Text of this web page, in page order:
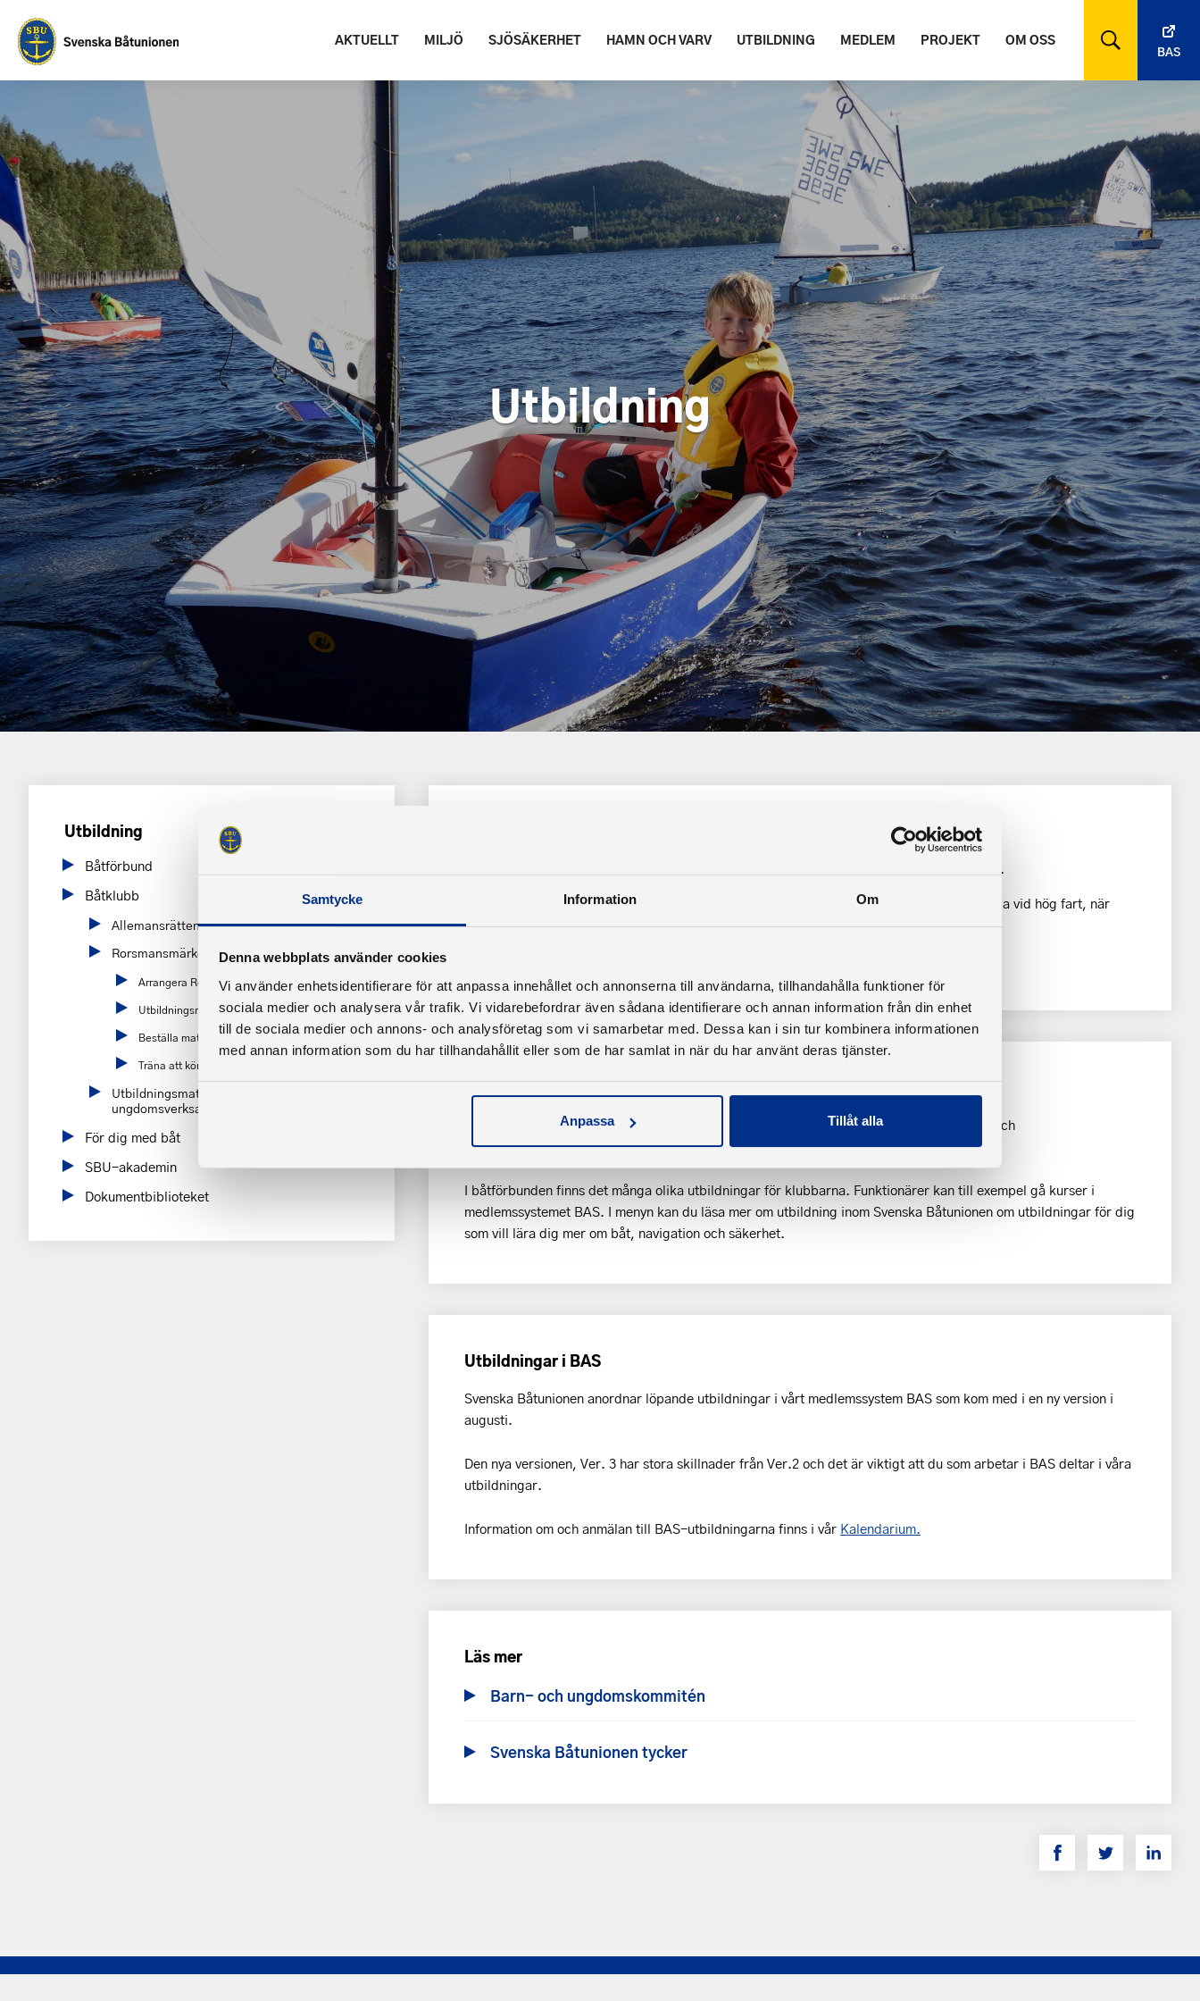
Samtycke Information Om
Denna webbplats använder cookies
Vi använder enhetsidentifierare för att anpassa innehållet och annonserna till användarna, tillhandahålla funktioner för
sociala medier och analysera vår trafik. Vi vidarebefordrar även sådana identifierare och annan information från din enhet
till de sociala medier och annons- och analysföretag som vi samarbetar med. Dessa kan i sin tur kombinera informationen
med annan information som du har tillhandahållit eller som de har samlat in när du har använt deras tjänster.
Anpassa Tillåt alla
AKTUELLT MILJÖ SJÖSÄKERHET HAMN OCH VARV UTBILDNING MEDLEM PROJEKT OM OSS
BAS
Utbildning
Utbildning
Båtförbund
Båtklubb
Allemansrätten
Rorsmansmärket
Arrangera Rorsmanmärket
Utbildningsmaterial
Beställa material
Träna att köra din båt
Utbildningsmaterial för
ungdomsverksamhet
För dig med båt
SBU-akademin
Dokumentbiblioteket
Den som framför en båt ska ha tillräckliga kunskaper för att göra det på ett säkert sätt.
Det är rimligt med högre kunskapskrav på båtföraren då riskerna är större, det vill säga vid hög fart, när
man är ensam ombord och när det är råder mörker eller hårt väder.
Välkommen till Utbildning
Svenska Båtunionen har tagit fram utbildningsmaterial inom en rad områden, från barn- och
ungdomsverksamhet till föreningskunskap för båtklubbar.
I båtförbunden finns det många olika utbildningar för klubbarna. Funktionärer kan till exempel gå kurser i
medlemssystemet BAS. I menyn kan du läsa mer om utbildning inom Svenska Båtunionen om utbildningar för dig
som vill lära dig mer om båt, navigation och säkerhet.
Utbildningar i BAS
Svenska Båtunionen anordnar löpande utbildningar i vårt medlemssystem BAS som kom med i en ny version i
augusti.
Den nya versionen, Ver. 3 har stora skillnader från Ver.2 och det är viktigt att du som arbetar i BAS deltar i våra
utbildningar.
Information om och anmälan till BAS-utbildningarna finns i vår Kalendarium.
Läs mer
Barn- och ungdomskommitén
Svenska Båtunionen tycker